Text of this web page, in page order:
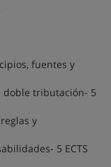
fuentes y
doble tributación- 5
y
5 ECTS